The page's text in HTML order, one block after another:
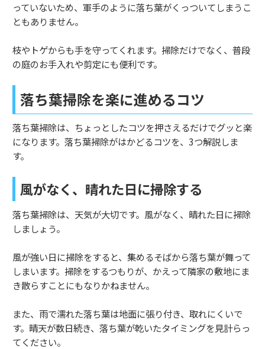
っていないため、軍手のように落ち葉がくっついてしまうこ
ともありません。
枝やトゲからも手を守ってくれます。掃除だけでなく、普段
の庭のお手入れや剪定にも便利です。
落ち葉掃除を楽に進めるコツ
落ち葉掃除は、ちょっとしたコツを押さえるだけでグッと楽
になります。落ち葉掃除がはかどるコツを、3つ解説しま
す。
風がなく、晴れた日に掃除する
落ち葉掃除は、天気が大切です。風がなく、晴れた日に掃除
しましょう。
風が強い日に掃除をすると、集めるそばから落ち葉が舞って
しまいます。掃除をするつもりが、かえって隣家の敷地にま
き散らすことにもなりかねません。
また、雨で濡れた落ち葉は地面に張り付き、取れにくいで
す。晴天が数日続き、落ち葉が乾いたタイミングを見計らっ
てください。